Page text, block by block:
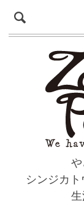
や
シンジカト